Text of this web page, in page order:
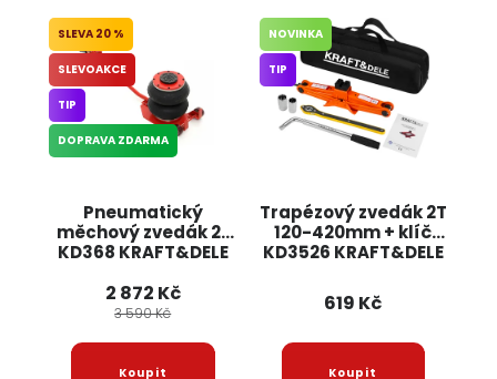
Pneumatický
měchový zvedák 2t
KD368 KRAFT&DELE
20 %
SLEVOAKCE
TIP
DOPRAVA ZDARMA
2 872 Kč
3 590 Kč
Trapézový zvedák 2T
120-420mm + klíč
KD3526 KRAFT&DELE
NOVINKA
TIP
619 Kč